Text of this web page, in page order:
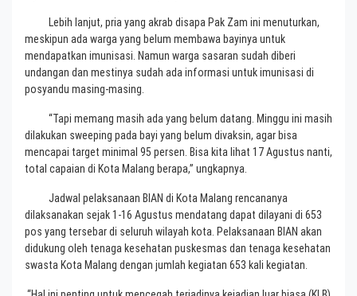
Lebih lanjut, pria yang akrab disapa Pak Zam ini menuturkan,
meskipun ada warga yang belum membawa bayinya untuk
mendapatkan imunisasi. Namun warga sasaran sudah diberi
undangan dan mestinya sudah ada informasi untuk imunisasi di
posyandu masing-masing.
“Tapi memang masih ada yang belum datang. Minggu ini masih
dilakukan sweeping pada bayi yang belum divaksin, agar bisa
mencapai target minimal 95 persen. Bisa kita lihat 17 Agustus nanti,
total capaian di Kota Malang berapa,” ungkapnya.
Jadwal pelaksanaan BIAN di Kota Malang rencananya
dilaksanakan sejak 1-16 Agustus mendatang dapat dilayani di 653
pos yang tersebar di seluruh wilayah kota. Pelaksanaan BIAN akan
didukung oleh tenaga kesehatan puskesmas dan tenaga kesehatan
swasta Kota Malang dengan jumlah kegiatan 653 kali kegiatan.